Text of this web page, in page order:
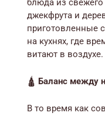
блюда из
джекфрута и
приготовленные
на кухнях, где
витают в воздухе.
🛕 Баланс между
В то время как